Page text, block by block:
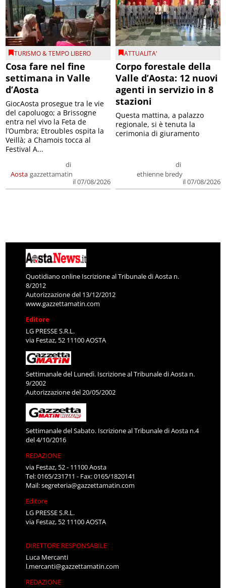
TURISMO & TEMPO LIBERO
Cosa fare nel fine
settimana in Valle
d’Aosta
Aosta
di
gazzettamatin
il 07/08/2026
GiocAosta prosegue tra le vie
del capoluogo; a Brissogne
entra nel vivo la Feta de
l’Oumbra; Etroubles ospita la
Veillà; a Chamois tocca al
Festival A...
ATTUALITA'
Corpo forestale della
Valle d’Aosta: 12 nuovi
agenti in servizio in 8
stazioni
di
ethienne bredy
il 07/08/2026
Questa mattina, a palazzo
regionale, si è tenuta la
cerimonia di giuramento
Quotidiano online Iscrizione al Tribunale di Aosta n.
8/2012
Autorizzazione del 13/12/2012
www.gazzettamatin.com
Editore
LG PRESSE S.R.L.
via Festaz, 52 11100 AOSTA
Settimanale del Lunedì. Iscrizione al Tribunale di Aosta n.
9/2002
Autorizzazione del 20/05/2002
Settimanale del Sabato. Iscrizione al Tribunale di Aosta n.4
del 4/10/2016
REDAZIONE
via Festaz, 52 - 11100 Aosta
Tel: 0165/231711 - Fax: 0165/1820141
Mail:segreteria@gazzettamatin.com
Editore
LG PRESSE S.R.L.
via Festaz, 52 11100 AOSTA
DIRETTORE RESPONSABILE
Luca Mercanti
l.mercanti@gazzettamatin.com
REDAZIONE